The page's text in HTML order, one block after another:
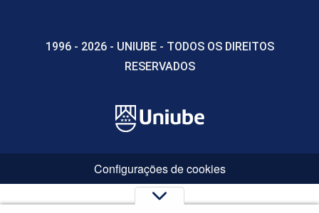
1996 - 2026 - UNIUBE - TODOS OS DIREITOS
RESERVADOS
Configurações de cookies